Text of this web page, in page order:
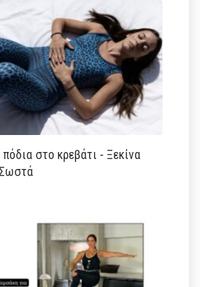
στο κρεβάτι - Ξεκίνα